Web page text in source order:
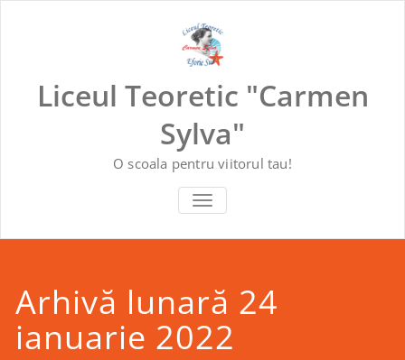
Liceul Teoretic "Carmen
Sylva"
O scoala pentru viitorul tau!
COMUTĂ NAVIGAREA
Arhivă lunară 24
ianuarie 2022